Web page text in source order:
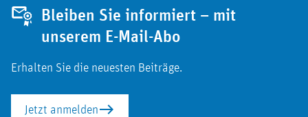
Bleiben Sie informiert – mit
unserem E-Mail-Abo
Erhalten Sie die neuesten Beiträge.
Jetzt anmelden